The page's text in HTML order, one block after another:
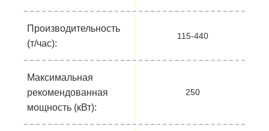
Производительность
(т/час):
115-440
Максимальная
рекомендованная
мощность (кВт):
250